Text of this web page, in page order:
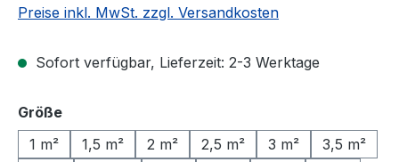
Preise inkl. MwSt. zzgl. Versandkosten
Sofort verfügbar, Lieferzeit: 2-3 Werktage
Größeauswählen
1 m²
1,5 m² 2 m² 2,5 m² 3 m²
3,5 m²